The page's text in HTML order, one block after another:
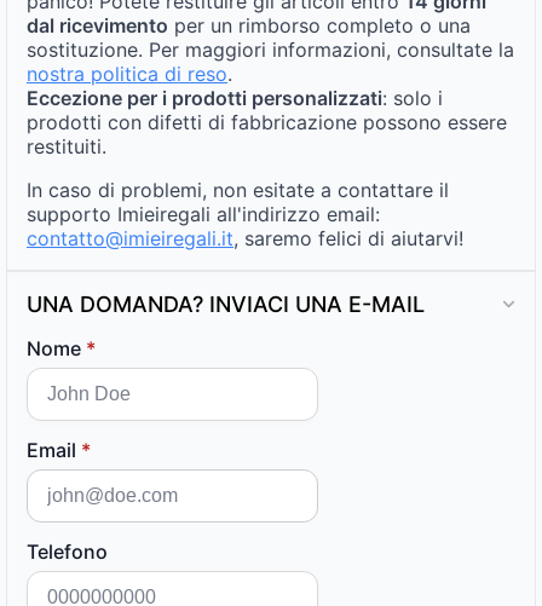
dal ricevimento per un rimborso completo o una
sostituzione. Per maggiori informazioni, consultate la
nostra politica di reso.
Eccezione per i prodotti personalizzati: solo i
prodotti con difetti di fabbricazione possono essere
restituiti.
In caso di problemi, non esitate a contattare il
supporto Imieiregali all'indirizzo email:
contatto@imieiregali.it, saremo felici di aiutarvi!
UNA DOMANDA? INVIACI UNA E-MAIL
Nome *
Email *
Telefono